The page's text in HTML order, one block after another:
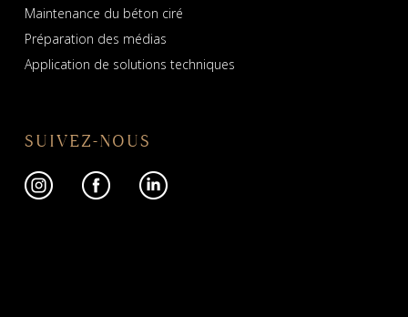
Maintenance du béton ciré
Préparation des médias
Application de solutions techniques
SUIVEZ-NOUS